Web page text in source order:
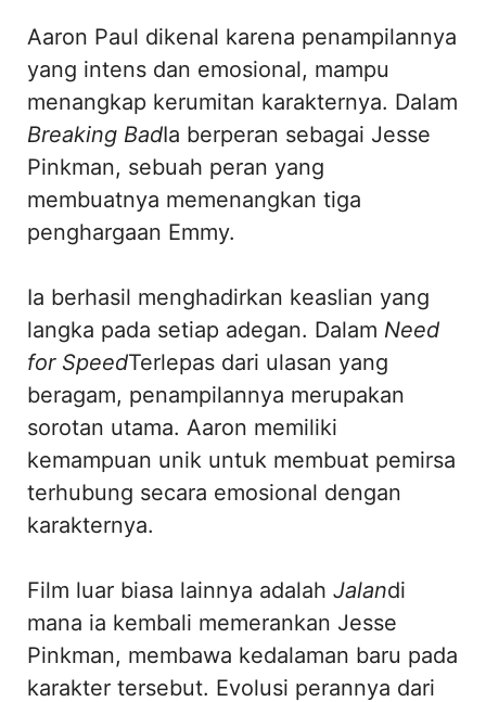
Aaron Paul dikenal karena penampilannya
yang intens dan emosional, mampu
menangkap kerumitan karakternya. Dalam
Breaking BadIa berperan sebagai Jesse
Pinkman, sebuah peran yang
membuatnya memenangkan tiga
penghargaan Emmy.
Ia berhasil menghadirkan keaslian yang
langka pada setiap adegan. Dalam Need
for SpeedTerlepas dari ulasan yang
beragam, penampilannya merupakan
sorotan utama. Aaron memiliki
kemampuan unik untuk membuat pemirsa
terhubung secara emosional dengan
karakternya.
Film luar biasa lainnya adalah Jalandi
mana ia kembali memerankan Jesse
Pinkman, membawa kedalaman baru pada
karakter tersebut. Evolusi perannya dari